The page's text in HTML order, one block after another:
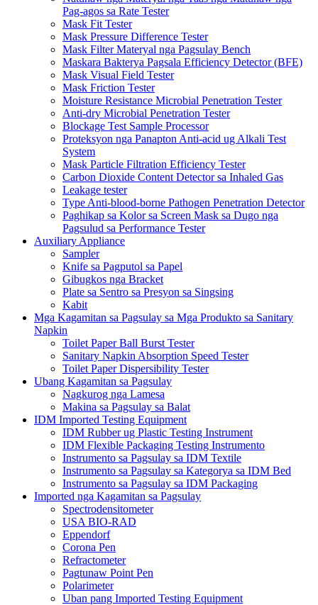
Pag-agos sa Rate Tester
Mask Fit Tester
Mask Pressure Difference Tester
Mask Filter Materyal nga Pagsulay Bench
Maskara Bakterya Pagsala Efficiency Detector (BFE)
Mask Visual Field Tester
Mask Friction Tester
Moisture Resistance Microbial Penetration Tester
Anti-dry Microbial Penetration Tester
Blockage Test Sample Processor
Proteksyon nga Panapton Anti-acid ug Alkali Test
System
Mask Particle Filtration Efficiency Tester
Carbon Dioxide Content Detector sa Inhaled Gas
Leakage tester
Type Anti-blood-borne Pathogen Penetration Detector
Paghikap sa Kolor sa Screen Mask sa Dugo nga
Pagsulud sa Performance Tester
Auxiliary Appliance
Sampler
Knife sa Pagputol sa Papel
Gibugkos nga Bracket
Plate sa Sentro sa Presyon sa Singsing
Kabit
Mga Kagamitan sa Pagsulay sa Mga Produkto sa Sanitary
Napkin
Toilet Paper Ball Burst Tester
Sanitary Napkin Absorption Speed ​​Tester
Toilet Paper Dispersibility Tester
Ubang Kagamitan sa Pagsulay
Nagkurog nga Lamesa
Makina sa Pagsulay sa Balat
IDM Imported Testing Equipment
IDM Rubber ug Plastic Testing Instrument
IDM Flexible Packaging Testing Instrumento
Instrumento sa Pagsulay sa IDM Textile
Instrumento sa Pagsulay sa Kategorya sa IDM Bed
Instrumento sa Pagsulay sa IDM Packaging
Imported nga Kagamitan sa Pagsulay
Spectrodensitometer
USA BIO-RAD
Eppendorf
Corona Pen
Refractometer
Pagtunaw Point Pen
Polarimeter
Uban pang Imported Testing Equipment